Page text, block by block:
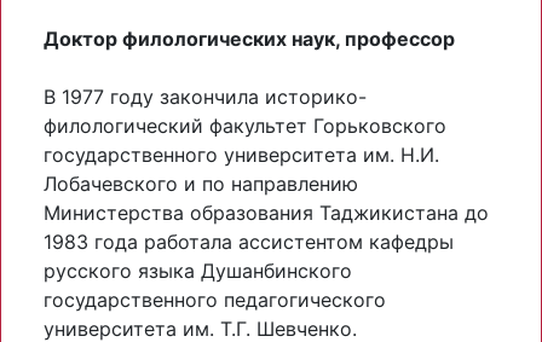
Доктор филологических наук, профессор
В 1977 году закончила историко-
филологический факультет Горьковского
государственного университета им. Н.И.
Лобачевского и по направлению
Министерства образования Таджикистана до
1983 года работала ассистентом кафедры
русского языка Душанбинского
государственного педагогического
университета им. Т.Г. Шевченко.